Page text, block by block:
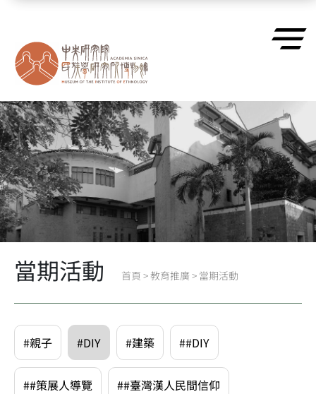
當期活動 首頁 >教育推廣 > 當期活動
#親子 #DIY #建築 ##DIY
##策展人導覽 ##臺灣漢人民間信仰